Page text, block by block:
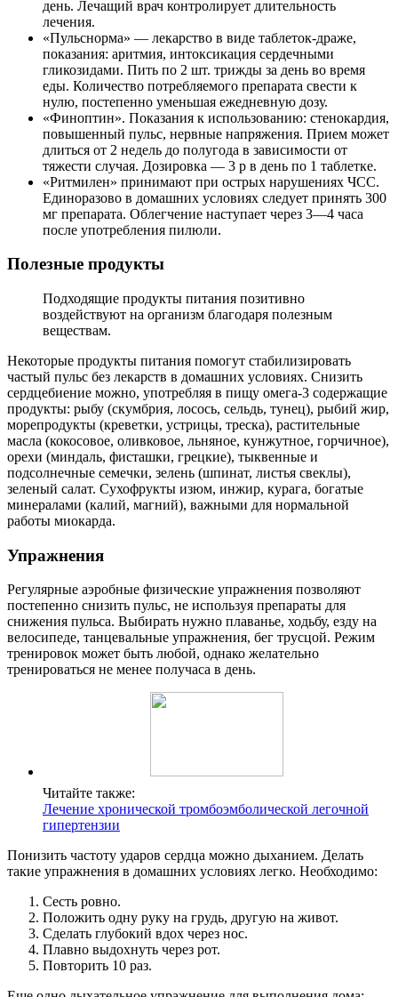
день. Лечащий врач контролирует длительность
лечения.
«Пульснорма» — лекарство в виде таблеток-драже,
показания: аритмия, интоксикация сердечными
гликозидами. Пить по 2 шт. трижды за день во время
еды. Количество потребляемого препарата свести к
нулю, постепенно уменьшая ежедневную дозу.
«Финоптин». Показания к использованию: стенокардия,
повышенный пульс, нервные напряжения. Прием может
длиться от 2 недель до полугода в зависимости от
тяжести случая. Дозировка — 3 р в день по 1 таблетке.
«Ритмилен» принимают при острых нарушениях ЧСС.
Единоразово в домашних условиях следует принять 300
мг препарата. Облегчение наступает через 3—4 часа
после употребления пилюли.
Полезные продукты
Подходящие продукты питания позитивно
воздействуют на организм благодаря полезным
веществам.
Некоторые продукты питания помогут стабилизировать
частый пульс без лекарств в домашних условиях. Снизить
сердцебиение можно, употребляя в пищу омега-3 содержащие
продукты: рыбу (скумбрия, лосось, сельдь, тунец), рыбий жир,
морепродукты (креветки, устрицы, треска), растительные
масла (кокосовое, оливковое, льняное, кунжутное, горчичное),
орехи (миндаль, фисташки, грецкие), тыквенные и
подсолнечные семечки, зелень (шпинат, листья свеклы),
зеленый салат. Сухофрукты изюм, инжир, курага, богатые
минералами (калий, магний), важными для нормальной
работы миокарда.
Упражнения
Регулярные аэробные физические упражнения позволяют
постепенно снизить пульс, не используя препараты для
снижения пульса. Выбирать нужно плаванье, ходьбу, езду на
велосипеде, танцевальные упражнения, бег трусцой. Режим
тренировок может быть любой, однако желательно
тренироваться не менее получаса в день.
Читайте также:
Лечение хронической тромбоэмболической легочной
гипертензии
Понизить частоту ударов сердца можно дыханием. Делать
такие упражнения в домашних условиях легко. Необходимо:
Сесть ровно.
Положить одну руку на грудь, другую на живот.
Сделать глубокий вдох через нос.
Плавно выдохнуть через рот.
Повторить 10 раз.